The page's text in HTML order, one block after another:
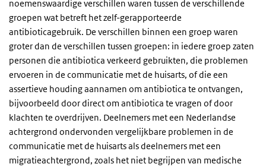
noemenswaardige verschillen waren tussen de verschillende
groepen wat betreft het zelf-gerapporteerde
antibioticagebruik. De verschillen binnen een groep waren
groter dan de verschillen tussen groepen: in iedere groep zaten
personen die antibiotica verkeerd gebruikten, die problemen
ervoeren in de communicatie met de huisarts, of die een
assertieve houding aannamen om antibiotica te ontvangen,
bijvoorbeeld door direct om antibiotica te vragen of door
klachten te overdrijven. Deelnemers met een Nederlandse
achtergrond ondervonden vergelijkbare problemen in de
communicatie met de huisarts als deelnemers met een
migratieachtergrond, zoals het niet begrijpen van medische